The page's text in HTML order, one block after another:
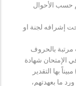
حسب الأحوال
إشرافه لجنة او
مرتبة بالحروف
الإمتحان شهادة
بها التقدير
ما بعهدتهم،